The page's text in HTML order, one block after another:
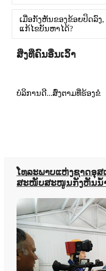
ເມື່ອກັງຫັນຂອງຂ້ອຍປິດລົ
ແກ້ໄຂບັນຫາໄດ້?
ສິ່ງທີ່ຄົນອື່ນເວົ້າ
ບໍລິການດີ...ສົ່ງຕາມທີ່ຮ້ອງຂໍ
ໂທລະພາບແຫ່ງຊາດອຸສ
ສະໜັບສະໜູນກັງຫັນນ້